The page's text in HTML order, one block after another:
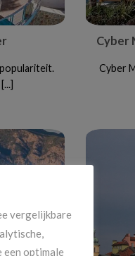
Cyber
Cyber
vergelijkbare
een optimale